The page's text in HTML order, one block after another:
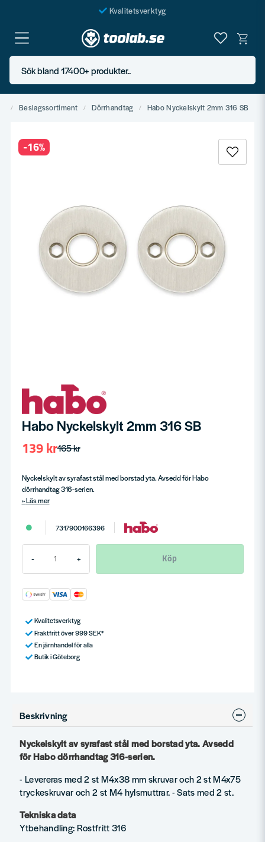
Kvalitetsverktyg
Fraktfritt över 999 SEK*
En järnhandel för alla
Butik i Göteborg
Sök bland 17400+ produkter..
Beslagssortiment Dörrhandtag Habo Nyckelskylt 2mm 316 SB
-16%
Habo Nyckelskylt 2mm 316 SB
165 kr
139 kr
Nyckelskylt av syrafast stål med borstad yta. Avsedd för Habo
dörrhandtag 316-serien.
Läs mer
7317900166396
- + Köp
Kvalitetsverktyg
Fraktfritt över 999 SEK*
En järnhandel för alla
Butik i Göteborg
Beskrivning
Nyckelskylt av syrafast stål med borstad yta. Avsedd
för Habo dörrhandtag 316-serien.
- Levereras med 2 st M4x38 mm skruvar och 2 st M4x75
tryckeskruvar och 2 st M4 hylsmuttrar. - Sats med 2 st.
Tekniska data
Ytbehandling: Rostfritt 316